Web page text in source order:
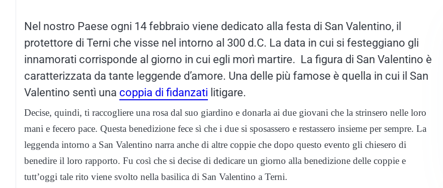
Nel nostro Paese ogni 14 febbraio viene dedicato alla festa di San Valentino, il
protettore di Terni che visse nel intorno al 300 d.C. La data in cui si festeggiano gli
innamorati corrisponde al giorno in cui egli morì martire. La figura di San Valentino è
caratterizzata da tante leggende d’amore. Una delle più famose è quella in cui il San
Valentino sentì una coppia di fidanzati litigare.
Decise, quindi, ti raccogliere una rosa dal suo giardino e donarla ai due giovani che la strinsero nelle loro
mani e fecero pace. Questa benedizione fece sì che i due si sposassero e restassero insieme per sempre. La
leggenda intorno a San Valentino narra anche di altre coppie che dopo questo evento gli chiesero di
benedire il loro rapporto. Fu così che si decise di dedicare un giorno alla benedizione delle coppie e
tutt’oggi tale rito viene svolto nella basilica di San Valentino a Terni.